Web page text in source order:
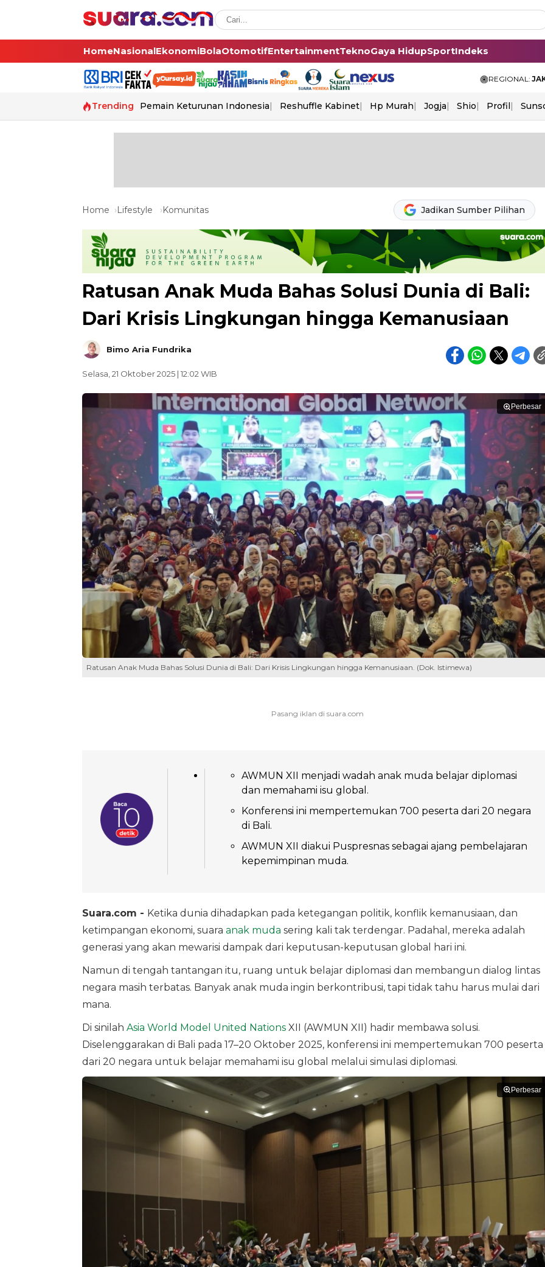
HomeNasionalEkonomiBolaOtomotifEntertainmentTeknoGaya HidupSportIndeks
REGIONAL:
Trending Pemain Keturunan Indonesia Reshuffle Kabinet Hp Murah Jogja Shio Profil
Home Lifestyle Komunitas Jadikan Sumber Pilihan
Ratusan Anak Muda Bahas Solusi Dunia di Bali:
Dari Krisis Lingkungan hingga Kemanusiaan
Bimo Aria Fundrika
Selasa, 21 Oktober 2025 | 12:02 WIB
Perbesar
Ratusan Anak Muda Bahas Solusi Dunia di Bali: Dari Krisis Lingkungan hingga Kemanusiaan. (Dok. Istimewa)
AWMUN XII menjadi wadah anak muda belajar diplomasi
dan memahami isu global.
Konferensi ini mempertemukan 700 peserta dari 20 negara
di Bali.
AWMUN XII diakui Puspresnas sebagai ajang pembelajaran
kepemimpinan muda.
Suara.com - Ketika dunia dihadapkan pada ketegangan politik, konflik kemanusiaan, dan
ketimpangan ekonomi, suara anak muda sering kali tak terdengar. Padahal, mereka adalah
generasi yang akan mewarisi dampak dari keputusan-keputusan global hari ini.
Namun di tengah tantangan itu, ruang untuk belajar diplomasi dan membangun dialog lintas
negara masih terbatas. Banyak anak muda ingin berkontribusi, tapi tidak tahu harus mulai dari
mana.
Di sinilah Asia World Model United NationsXII (AWMUN XII) hadir membawa solusi.
Diselenggarakan di Bali pada 17–20 Oktober 2025, konferensi ini mempertemukan 700 peserta
dari 20 negara untuk belajar memahami isu global melalui simulasi diplomasi.
Perbesar